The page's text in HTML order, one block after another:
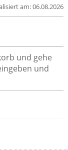
am:06.08.2026
und gehe
und